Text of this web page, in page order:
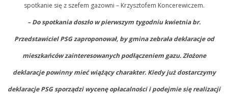
spotkanie się z szefem gazowni – Krzysztofem Koncerewiczem.
– Do spotkania doszło w pierwszym tygodniu kwietnia br.
Przedstawiciel PSG zaproponował, by gmina zebrała deklaracje od
mieszkańców zainteresowanych podłączeniem gazu. Złożone
deklaracje powinny mieć wiążący charakter. Kiedy już dostarczymy
deklaracje PSG sporządzi wycenę opłacalności i podejmie się realizacji